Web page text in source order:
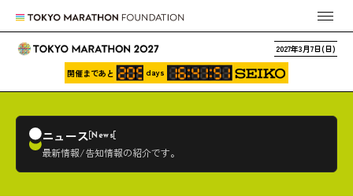
2027年3月7日(日)
開催まであと days
ニュース News
最新情報/告知情報の紹介です。